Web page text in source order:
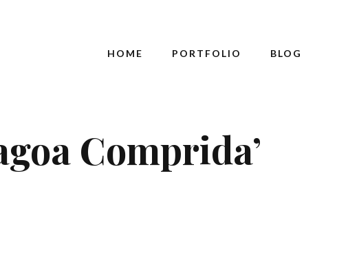
HOME PORTFOLIO BLOG
Comprida’